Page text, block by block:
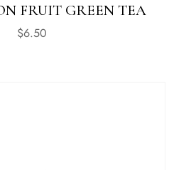
FRUIT GREEN TEA
$6.50